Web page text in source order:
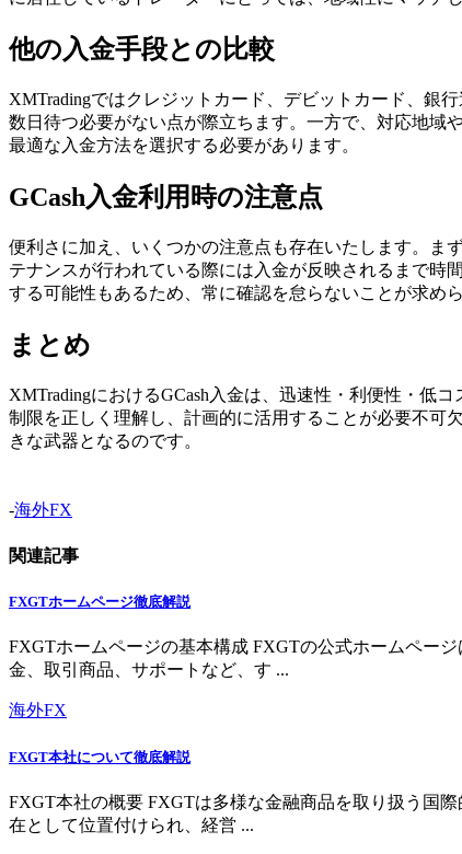
他の入金手段との比較
XMTradingではクレジットカード、デビットカード、銀
数日待つ必要がない点が際立ちます。一方で、対応地域
最適な入金方法を選択する必要があります。
GCash入金利用時の注意点
便利さに加え、いくつかの注意点も存在いたします。ま
テナンスが行われている際には入金が反映されるまで時
する可能性もあるため、常に確認を怠らないことが求めら
まとめ
XMTradingにおけるGCash入金は、迅速性・利便性・低
制限を正しく理解し、計画的に活用することが必要不可
きな武器となるのです。
-海外FX
関連記事
FXGTホームページ徹底解説
FXGTホームページの基本構成 FXGTの公式ホームペー
金、取引商品、サポートなど、す ...
海外FX
FXGT本社について徹底解説
FXGT本社の概要 FXGTは多様な金融商品を取り扱う国
在として位置付けられ、経営 ...